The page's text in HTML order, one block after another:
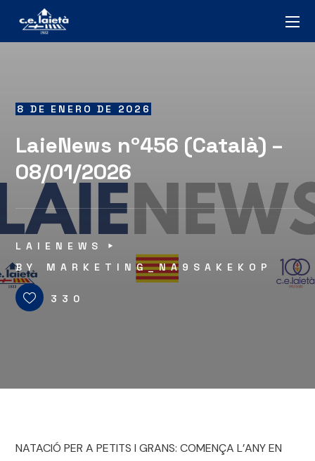
8 DE ENERO DE 2026
LaieNews nº456 (Català) –
08/01/2026
LAIENEWS
BY
MARKETING_NA9SAKEKOP
330
NATACIÓ PER A PETITS I GRANS: COMENÇA L’ANY EN